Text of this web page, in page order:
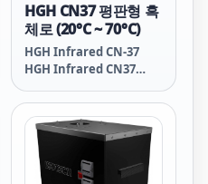
HGH CN37 평판형 흑
체로 (20°C ~ 70°C)
HGH Infrared CN-37
HGH Infrared CN37
Corps Noir Basse
Temp&eacute;rature
Le Corps Noir pour une
d&eacute;tection
pr&eacute;cise